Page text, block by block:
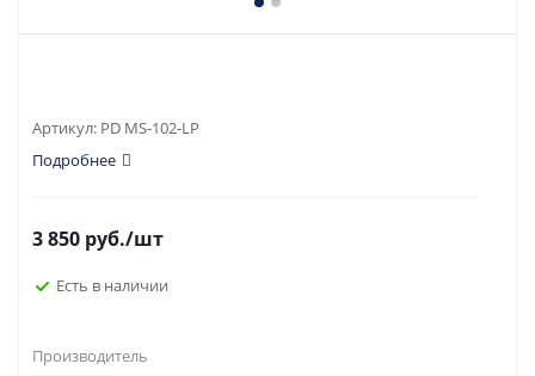
Артикул: PD MS-102-LP
Подробнее
3 850 руб./шт
Есть в наличии
Производитель